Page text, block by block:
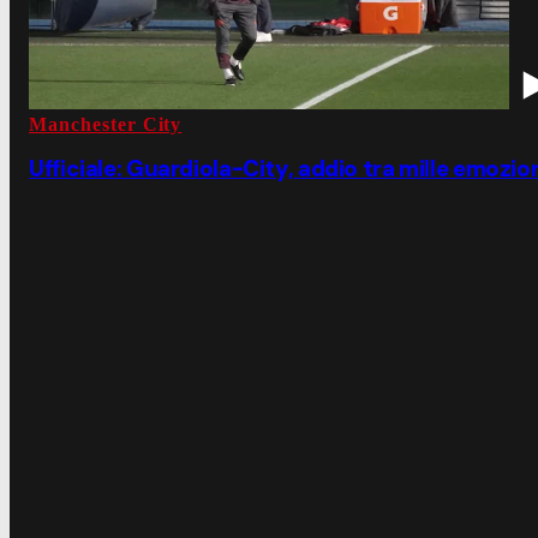
Manchester City
Ufficiale: Guardiola-City, addio tra mille